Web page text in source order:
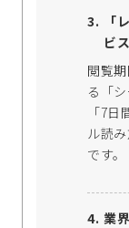
「
ビ
閲覧
る「
「7
ル読
です。
業